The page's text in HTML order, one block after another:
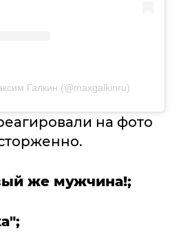
Галкин (@maxgalkinru)
на фото
же мужчина!;